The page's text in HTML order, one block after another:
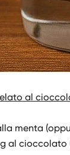
al
menta
al